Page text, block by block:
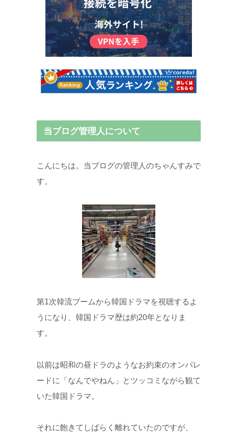
当ブログ管理人について
こんにちは。当ブログの管理人のちゃんすみで
す。
第1次韓流ブームから韓国ドラマを視聴するよ
うになり、韓国ドラマ歴は約20年となりま
す。
以前は昭和の昼ドラのようなお約束のオンパレ
ードに「なんでやねん」とツッコミながら観て
いた韓国ドラマ。
それに飽きてしばらく離れていたのですが、